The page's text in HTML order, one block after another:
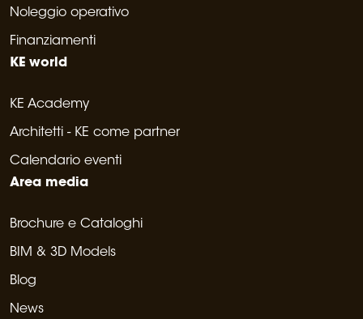
Noleggio operativo
Finanziamenti
KE world
KE Academy
Architetti - KE come partner
Calendario eventi
Area media
Brochure e Cataloghi
BIM & 3D Models
Blog
News